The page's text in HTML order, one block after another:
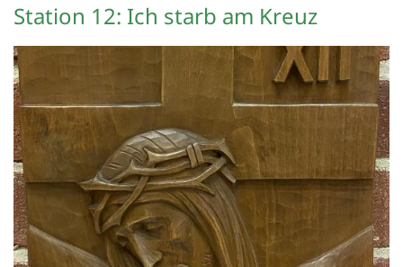
Station 12: Ich starb am Kreuz